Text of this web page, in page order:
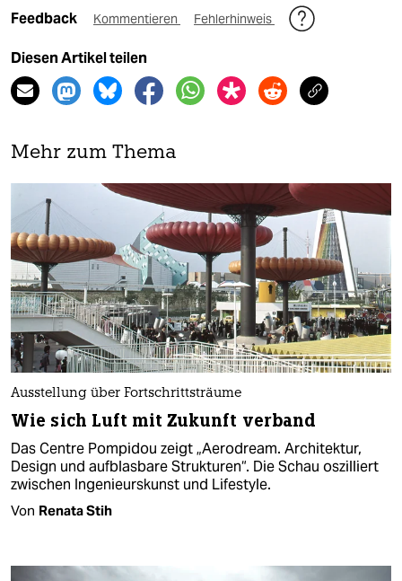
Feedback Kommentieren Fehlerhinweis
Diesen Artikel teilen
Mehr zum Thema
Ausstellung über Fortschrittsträume
Wie sich Luft mit Zukunft verband
Das Centre Pompidou zeigt „Aerodream. Architektur,
Design und aufblasbare Strukturen“. Die Schau oszilliert
zwischen Ingenieurskunst und Lifestyle.
Von Renata Stih